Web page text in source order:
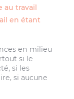
au travail
en étant
en milieu
si le
si les
si aucune